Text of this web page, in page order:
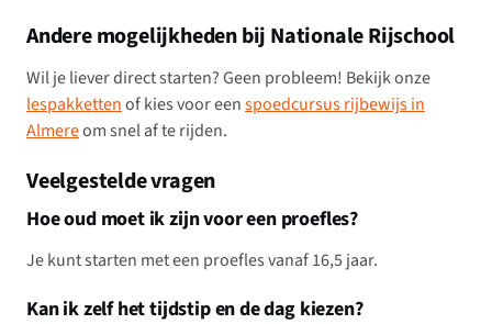
Andere mogelijkheden bij Nationale Rijschool
Wil je liever direct starten? Geen probleem! Bekijk onze
lespakkettenof kies voor eenspoedcursus rijbewijs in
Almereom snel af te rijden.
Veelgestelde vragen
Hoe oud moet ik zijn voor een proefles?
Je kunt starten met een proefles vanaf 16,5 jaar.
Kan ik zelf het tijdstip en de dag kiezen?